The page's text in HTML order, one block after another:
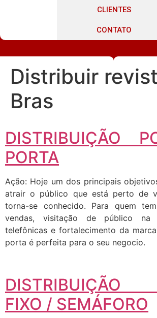
CLIENTES
CONTATO
Distribuir
Bras
DISTRIBUIÇÃO
PORTA
Ação: Hoje um dos principais
atrair o público que está perto de
torna-se conhecido. Para quem
vendas, visitação de público na
telefônicas e fortalecimento da
porta é perfeita para o seu negocio.
DISTRIBUIÇÃO
FIXO / SEMÁFORO